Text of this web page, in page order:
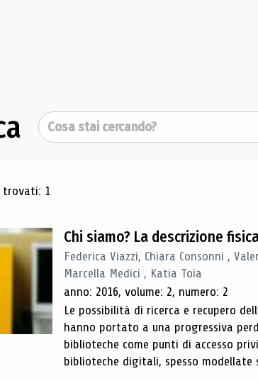
Cerca
di ricerca
trovati: 1
Chi siamo? La descrizione
Federica Viazzi, Chiara Consonni ,
Marcella Medici , Katia Toia
anno: 2016, volume: 2, numero: 2
Le possibilità di ricerca e recupero
hanno portato a una progressiva
biblioteche come punti di accesso
biblioteche digitali, spesso modellate